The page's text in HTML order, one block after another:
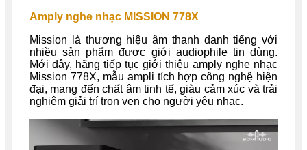
Amply nghe nhạc MISSION 778X
Mission là thương hiệu âm thanh danh tiếng với
nhiều sản phẩm được giới audiophile tin dùng.
Mới đây, hãng tiếp tục giới thiệu amply nghe nhạc
Mission 778X, mẫu ampli tích hợp công nghệ hiện
đại, mang đến chất âm tinh tế, giàu cảm xúc và trải
nghiệm giải trí trọn vẹn cho người yêu nhạc.